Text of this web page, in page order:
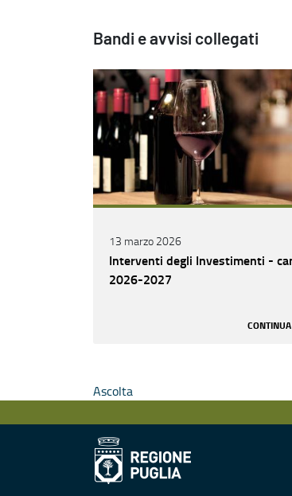
Bandi e avvisi collegati
13 marzo 2026
Interventi degli Investimenti -
2026-2027
Ascolta